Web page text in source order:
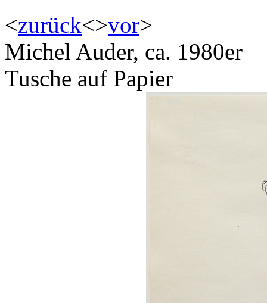
<zurück<>vor>
Michel Auder, ca. 1980er
Tusche auf Papier